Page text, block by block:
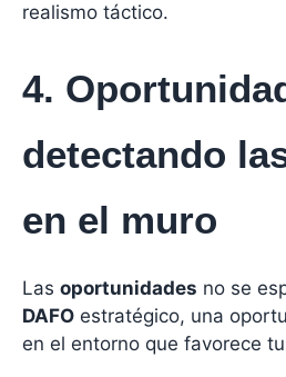
realismo táctico.
4.
detectando
en el muro
Las oportunidades no se
DAFO estratégico, una
en el entorno que favorece